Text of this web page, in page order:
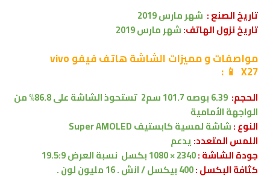
تاريخ الصنع : شهرمارس 2019
تاريخ نزول الهاتف:شهر مارس 2019
مواصفات و مميزات الشاشة هاتف فيفو vivo
X27
📱
:
الحجم: 101.7 سم2
تستحوذ الشاشة على 86.8% من
الواجهة الأمامية
النوع :شاشة لمسيةكابستيفSuper AMOLED
اللمس المتعدد:يدعم
جودة الشاشة :2340 × 1080 بكسل
نسبة العرض 19.5:9
كثافة البكسل :400 بيكسل / انش . 16 مليون لون .